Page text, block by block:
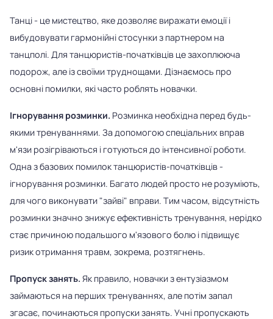
Танці - це мистецтво, яке дозволяє виражати емоції і
вибудовувати гармонійні стосунки з партнером на
танцполі. Для танцюристів-початківців це захоплююча
подорож, але із своїми труднощами. Дізнаємось про
основні помилки, які часто роблять новачки.
Ігнорування розминки. Розминка необхідна перед будь-
якими тренуваннями. За допомогою спеціальних вправ
м'язи розігріваються і готуються до інтенсивної роботи.
Одна з базових помилок танцюристів-початківців -
ігнорування розминки. Багато людей просто не розуміють,
для чого виконувати "зайві" вправи. Тим часом, відсутність
розминки значно знижує ефективність тренування, нерідко
стає причиною подальшого м'язового болю і підвищує
ризик отримання травм, зокрема, розтягнень.
Пропуск занять. Як правило, новачки з ентузіазмом
займаються на перших тренуваннях, але потім запал
згасає, починаються пропуски занять. Учні пропускають